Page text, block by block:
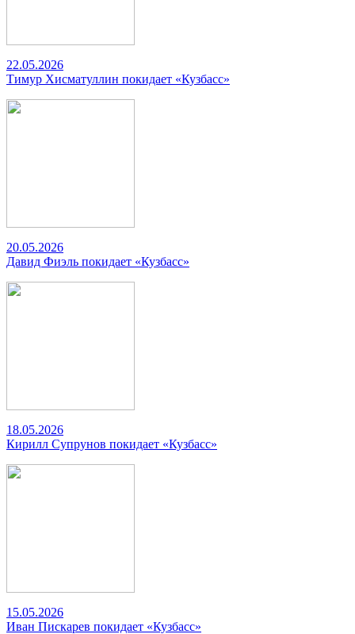
22.05.2026
Тимур Хисматуллин покидает «Кузбасс»
20.05.2026
Давид Фиэль покидает «Кузбасс»
18.05.2026
Кирилл Супрунов покидает «Кузбасс»
15.05.2026
Иван Пискарев покидает «Кузбасс»